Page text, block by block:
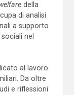
della
di analisi
a supporto
nel
al lavoro
Da oltre
e riflessioni